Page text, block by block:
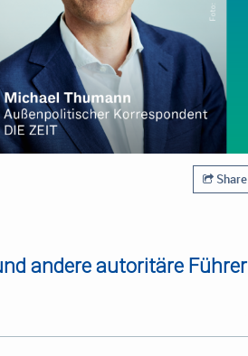
Share
andere autoritäre Führer
Politiker geben sich gekränkt und sie
ist, ungeheure Kräfte entwickeln,